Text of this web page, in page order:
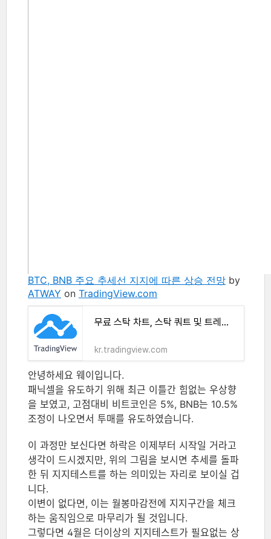
BTC, BNB 주요 추세선 지지에 따른 상승 전망 by
ATWAY on TradingView.com
무료 스탁 차트, 스탁 쿼트 및 트레이드 아이디어
kr.tradingview.com
안녕하세요 웨이입니다.
패닉셀을 유도하기 위해 최근 이틀간 힘없는 우상향
을 보였고, 고점대비 비트코인은 5%, BNB는 10.5%
조정이 나오면서 투매를 유도하였습니다.
이 과정만 보신다면 하락은 이제부터 시작일 거라고
생각이 드시겠지만, 위의 그림을 보시면 추세를 돌파
한 뒤 지지테스트를 하는 의미있는 자리로 보이실 겁
니다.
이변이 없다면, 이는 월봉마감전에 지지구간을 체크
하는 움직임으로 마무리가 될 것입니다.
그렇다면 4월은 더이상의 지지테스트가 필요없는 상